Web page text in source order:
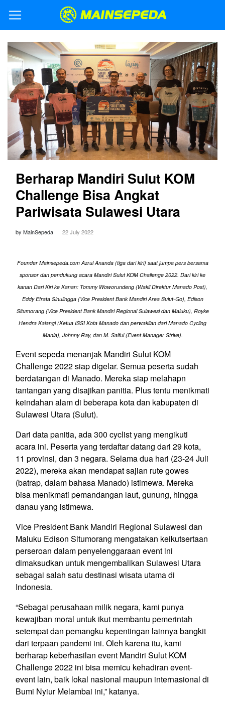
Berharap Mandiri Sulut KOM
Challenge Bisa Angkat
Pariwisata Sulawesi Utara
by MainSepeda 22 July 2022
Founder Mainsepeda.com Azrul Ananda (tiga dari kiri) saat jumpa pers bersama
sponsor dan pendukung acara Mandiri Sulut KOM Challenge 2022. Dari kiri ke
kanan Dari Kiri ke Kanan: Tommy Woworundeng (Wakil Direktur Manado Post),
Eddy Efrata Sinulingga (Vice President Bank Mandiri Area Sulut-Go), Edison
Situmorang (Vice President Bank Mandiri Regional Sulawesi dan Maluku), Royke
Hendra Kalangi (Ketua ISSI Kota Manado dan perwakilan dari Manado Cycling
Mania), Johnny Ray, dan M. Saiful (Event Manager Strive).
Event sepeda menanjak Mandiri Sulut KOM
Challenge 2022 siap digelar. Semua peserta sudah
berdatangan di Manado. Mereka siap melahapn
tantangan yang disajikan panitia. Plus tentu menikmati
keindahan alam di beberapa kota dan kabupaten di
Sulawesi Utara (Sulut).
Dari data panitia, ada 300 cyclist yang mengikuti
acara ini. Peserta yang terdaftar datang dari 29 kota,
11 provinsi, dan 3 negara. Selama dua hari (23-24 Juli
2022), mereka akan mendapat sajian rute gowes
(batrap, dalam bahasa Manado) istimewa. Mereka
bisa menikmati pemandangan laut, gunung, hingga
danau yang istimewa.
Vice President Bank Mandiri Regional Sulawesi dan
Maluku Edison Situmorang mengatakan keikutsertaan
perseroan dalam penyelenggaraan event ini
dimaksudkan untuk mengembalikan Sulawesi Utara
sebagai salah satu destinasi wisata utama di
Indonesia.
“Sebagai perusahaan milik negara, kami punya
kewajiban moral untuk ikut membantu pemerintah
setempat dan pemangku kepentingan lainnya bangkit
dari terpaan pandemi ini. Oleh karena itu, kami
berharap keberhasilan event Mandiri Sulut KOM
Challenge 2022 ini bisa memicu kehadiran event-
event lain, baik lokal nasional maupun internasional di
Bumi Nyiur Melambai ini,” katanya.